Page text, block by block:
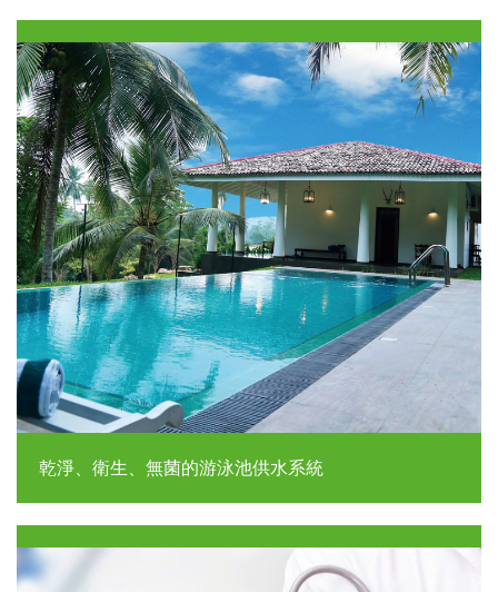
乾淨、衛生、無菌的游泳池供水系統